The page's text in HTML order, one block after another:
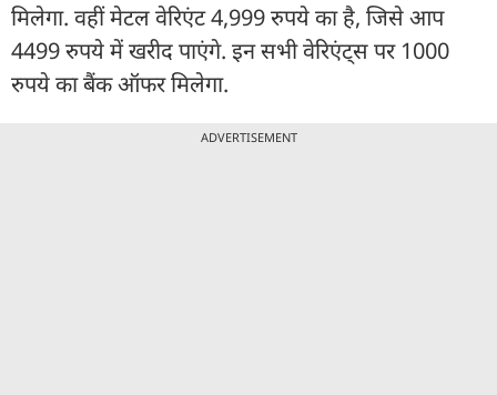
मिलेगा. वहीं मेटल वेरिएंट 4,999 रुपये का है, जिसे आप
4499 रुपये में खरीद पाएंगे. इन सभी वेरिएंट्स पर 1000
रुपये का बैंक ऑफर मिलेगा.
ADVERTISEMENT